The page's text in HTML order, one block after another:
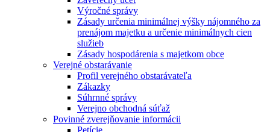
Výročné správy
Zásady určenia minimálnej výšky nájomného za
prenájom majetku a určenie minimálnych cien
služieb
Zásady hospodárenia s majetkom obce
Verejné obstarávanie
Profil verejného obstarávateľa
Zákazky
Súhrnné správy
Verejno obchodná súťaž
Povinné zverejňovanie informácii
Petície